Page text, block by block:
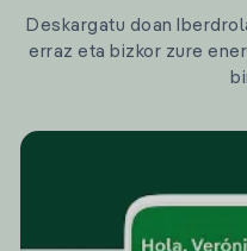
Deskargatu doan
erraz eta bizkor zure